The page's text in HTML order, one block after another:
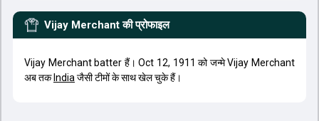
Vijay Merchant की प्रोफाइल
Vijay Merchant batter हैं। Oct 12, 1911 को जन्मे Vijay Merchant
अब तक India जैसी टीमों के साथ खेल चुके हैं।